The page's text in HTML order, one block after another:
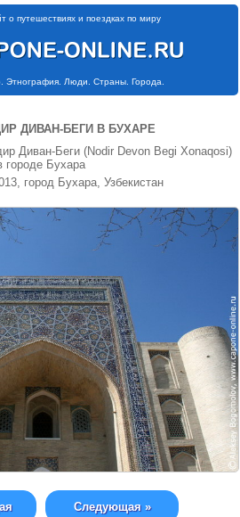
о путешествиях и поездках по миру
Этнография. Люди. Страны. Города.
ДИВАН-БЕГИ В БУХАРЕ
Диван-Беги (Nodir Devon Begi Xonaqosi)
городе Бухара
город Бухара, Узбекистан
Следующая »